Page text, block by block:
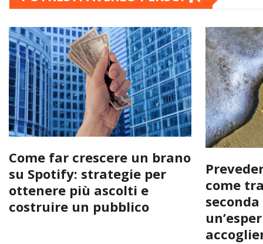
Come far crescere un brano
su Spotify: strategie per
ottenere più ascolti e
costruire un pubblico
come